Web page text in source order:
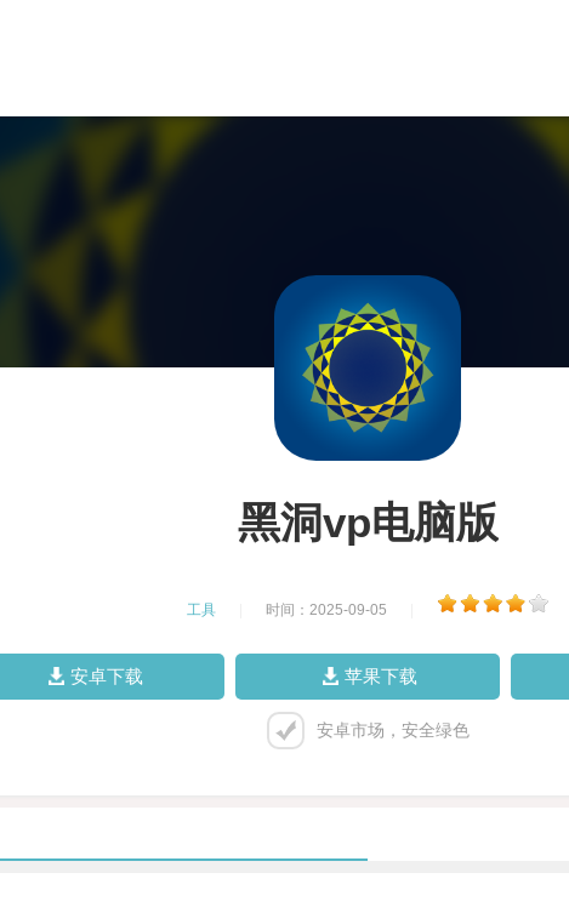
黑洞vp电脑版
工具 时间：2025-09-05
安卓下载 苹果下载
安卓市场，安全绿色